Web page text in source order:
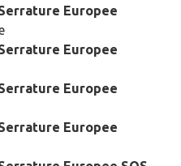
Europee
Europee
Europee
Europee